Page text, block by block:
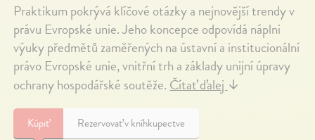
Praktikum pokrývá klíčové otázky a nejnovější trendy v
právu Evropské unie. Jeho koncepce odpovídá náplni
výuky předmětů zaměřených na ústavní a institucionální
právo Evropské unie, vnitřní trh a základy unijní úpravy
ochrany hospodářské soutěže.Čítať ďalej↓
Kúpiť Rezervovať v kníhkupectve